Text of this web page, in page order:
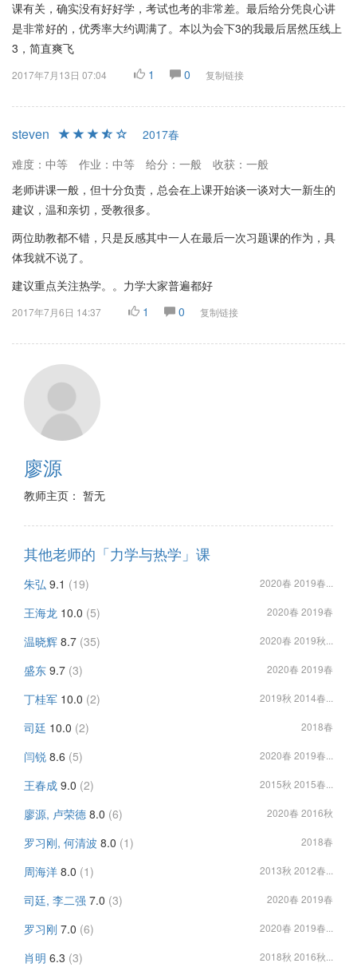
课有关，确实没有好好学，考试也考的非常差。最后给分凭良心讲
是非常好的，优秀率大约调满了。本以为会下3的我最后居然压线上
3，简直爽飞
2017年7月13日 07:04 1 0 复制链接
steven
2017春
难度：中等
作业：中等 给分：一般
收获：一般
老师讲课一般，但十分负责，总会在上课开始谈一谈对大一新生的
建议，温和亲切，受教很多。
两位助教都不错，只是反感其中一人在最后一次习题课的作为，具
体我就不说了。
建议重点关注热学。。力学大家普遍都好
2017年7月6日 14:37 1 0 复制链接
廖源
教师主页： 暂无
其他老师的「力学与热学」课
朱弘 9.1 (19) 2020春 2019春...
王海龙 10.0 (5) 2020春 2019春
温晓辉 8.7 (35) 2020春 2019秋...
盛东 9.7 (3) 2020春 2019春
丁桂军 10.0 (2) 2019秋 2014春...
司廷 10.0 (2) 2018春
闫锐 8.6 (5) 2020春 2019春...
王春成 9.0 (2) 2015秋 2015春...
廖源, 卢荣德 8.0 (6) 2020春 2016秋
罗习刚, 何清波 8.0 (1) 2018春
周海洋 8.0 (1) 2013秋 2012春...
司廷, 李二强 7.0 (3) 2020春 2019春
罗习刚 7.0 (6) 2020春 2019春...
肖明 6.3 (3) 2018秋 2016秋...